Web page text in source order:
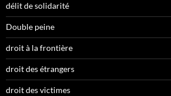
délit de solidarité
Double peine
droit à la frontière
droit des étrangers
droit des victimes